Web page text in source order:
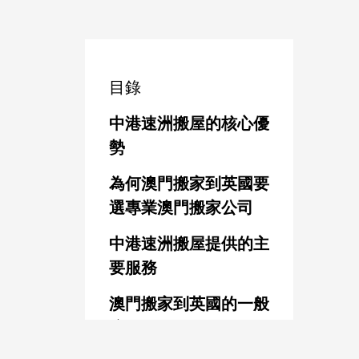
目錄
中港速洲搬屋的核心優
勢
為何澳門搬家到英國要
選專業澳門搬家公司
中港速洲搬屋提供的主
要服務
澳門搬家到英國的一般